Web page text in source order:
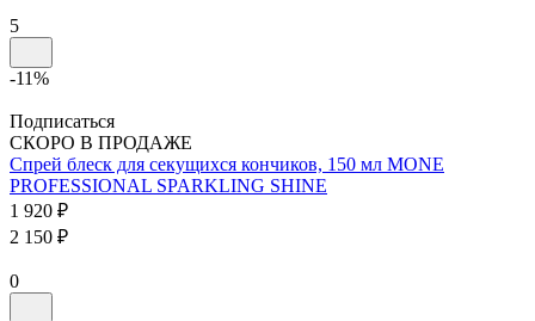
5
-11%
Подписаться
СКОРО В ПРОДАЖЕ
Спрей блеск для секущихся кончиков, 150 мл MONE
PROFESSIONAL SPARKLING SHINE
1 920 ₽
2 150 ₽
0